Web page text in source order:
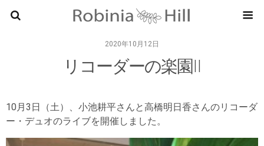
2020年10月12日
リコーダーの楽園II
10月3日（土）、小池耕平さんと高橋明日香さんのリコーダ
ー・デュオのライブを開催しました。